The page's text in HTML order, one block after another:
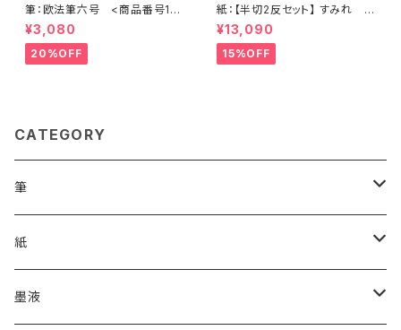
筆：欧法筆六号 <商品番号101
0>
¥3,080
20%OFF
紙：【半切2反セット】 すみれ
(かな向き) (1反100枚×2) <商
品番号1200>
¥13,090
15%OFF
CATEGORY
筆
漢字用
高誠堂
かな用
紙
漢字用
墨液